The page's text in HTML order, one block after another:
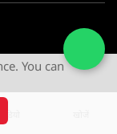
You can